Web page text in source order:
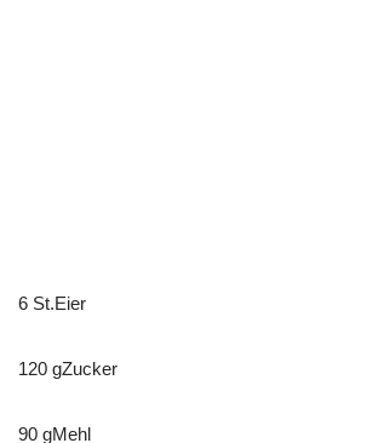
6 St.Eier
120 gZucker
90 gMehl